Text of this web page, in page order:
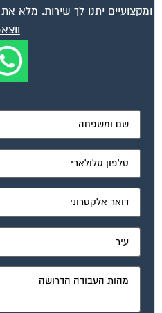
ומקצועיים יתנו לך שירות. מלא